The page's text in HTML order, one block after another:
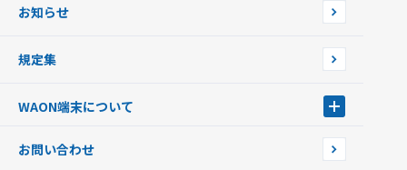
フードバンク応援WAON
ご当地WAON
G.G WAON
WAONカード・WAONカードプラス
お知らせ
規定集
WAON端末について
WAONネットステーション
お問い合わせ